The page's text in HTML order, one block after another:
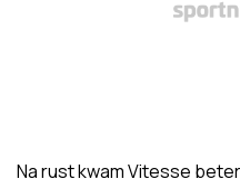
Na rust kwam Vitesse